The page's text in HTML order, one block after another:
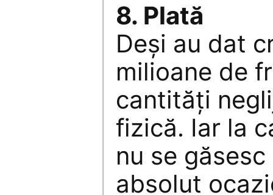
8. Plată
Deşi au dat
milioane de
cantităţi
fizică. Iar la
nu se
absolut